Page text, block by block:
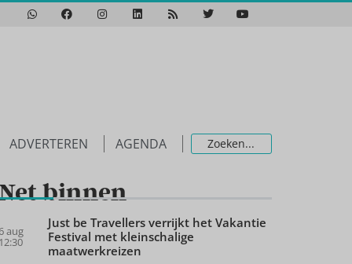
ADVERTEREN AGENDA
binnen
6 aug
12:30
Just be Travellers verrijkt het Vakantie
Festival met kleinschalige
maatwerkreizen